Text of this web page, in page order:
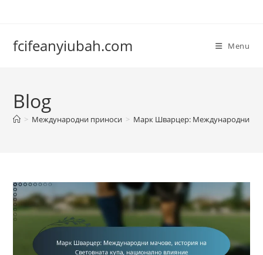
fcifeanyiubah.com Menu
Blog
> Международни приноси > Марк Шварцер: Международни